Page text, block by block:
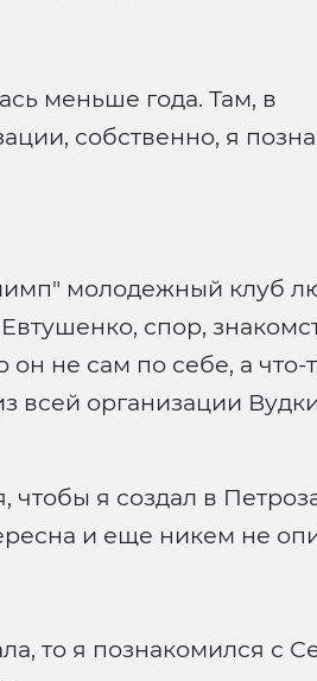
меньше года. Там, в
собственно, я
молодежный клуб
спор,
не сам по себе, а что-
всей организации
я создал в
и еще никем не
то я познакомился с